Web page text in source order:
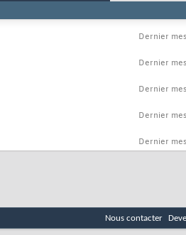
Dernier
Dernier
Dernier
Dernier
Dernier
Nous contacter